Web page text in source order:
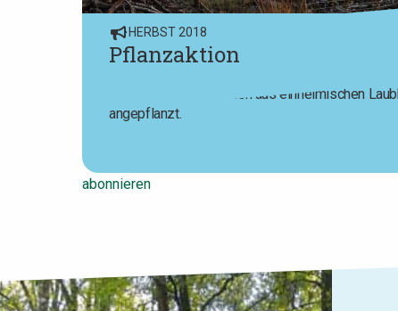
HERBST 2018
Pflanzaktion
Circa 240 Meter Hecken aus einheimischen
angepflanzt.
abonnieren